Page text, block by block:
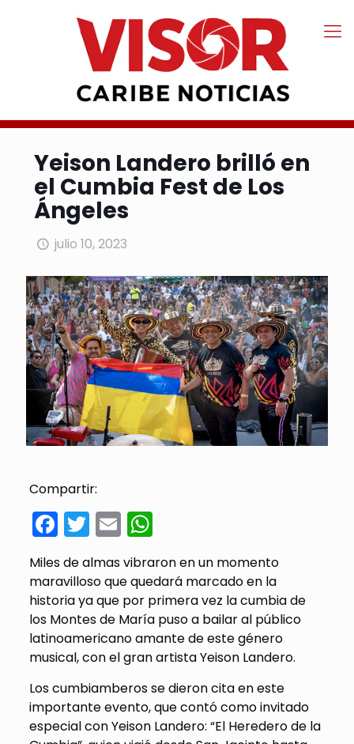
Yeison Landero brilló en
el Cumbia Fest de Los
Ángeles
julio 10, 2023
Compartir:
Facebook
Twitter
EmailWhatsApp
Miles de almas vibraron en un momento
maravilloso que quedará marcado en la
historia ya que por primera vez la cumbia de
los Montes de María puso a bailar al público
latinoamericano amante de este género
musical, con el gran artista Yeison Landero.
Los cumbiamberos se dieron cita en este
importante evento, que contó como invitado
especial con Yeison Landero: “El Heredero de la